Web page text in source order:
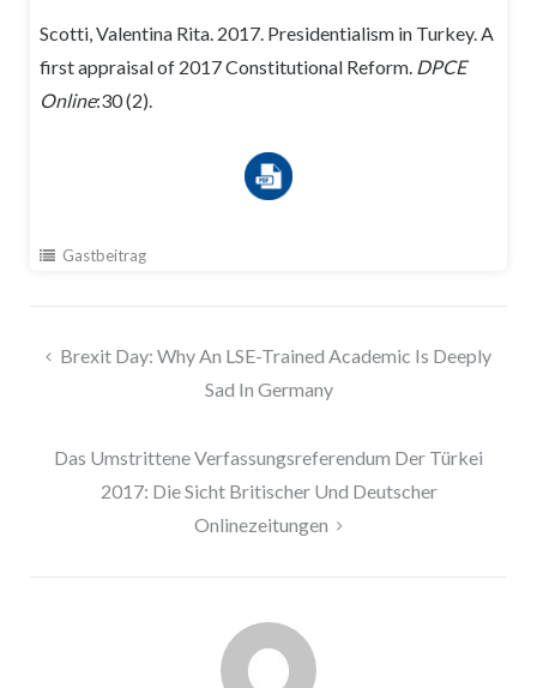
Scotti, Valentina Rita. 2017. Presidentialism in Turkey. A
first appraisal of 2017 Constitutional Reform. DPCE
Online:30 (2).
Gastbeitrag
Beitragsnavigation
Brexit Day: Why An LSE-Trained Academic Is Deeply
Sad In Germany
Das Umstrittene Verfassungsreferendum Der Türkei
2017: Die Sicht Britischer Und Deutscher
Onlinezeitungen